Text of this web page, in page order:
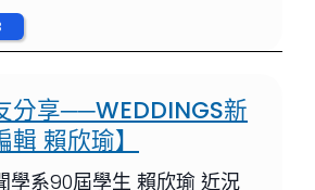
分享──WEDDINGS新
賴欣瑜】
學系90屆學生 賴欣瑜 近況